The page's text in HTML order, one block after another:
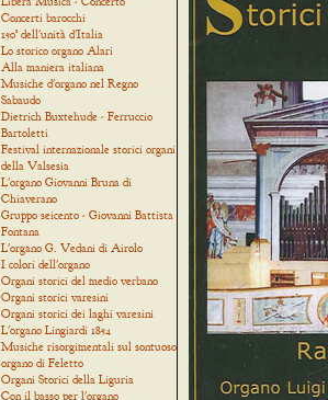
Concerti barocchi
150° dell'unità d'Italia
Lo storico organo Alari
Alla maniera italiana
Musiche d'organo nel Regno
Sabaudo
Dietrich Buxtehude - Ferruccio
Bartoletti
Festival internazionale storici organi
della Valsesia
L'organo Giovanni Bruna di
Chiaverano
Gruppo seicento - Giovanni Battista
Fontana
L'organo G. Vedani di Airolo
I colori dell'organo
Organi storici del medio verbano
Organi storici varesini
Organi storici dei laghi varesini
L'organo Lingiardi 1854
Musiche risorgimentali sul sontuoso
organo di Feletto
Organi Storici della Liguria
Con il basso per l'organo